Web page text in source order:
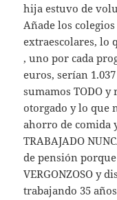
hija estuvo de
Añade los
extraescolares, lo
, uno por cada
euros, serían
sumamos TODO
otorgado y lo que
ahorro de comida
TRABAJADO
de pensión
VERGONZOSO y
trabajando 35